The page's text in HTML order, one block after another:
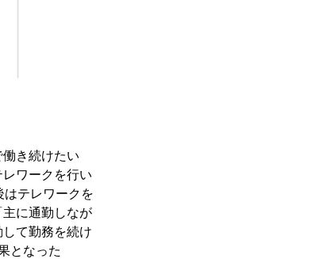
き続けたい
ワークを行い
はテレワークを
に通勤しなが
て勤務を続け
となった